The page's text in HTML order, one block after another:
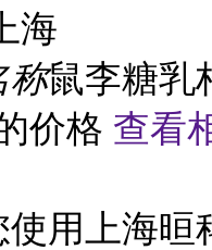
上海
称鼠李糖乳
价格 查看
使用上海晅